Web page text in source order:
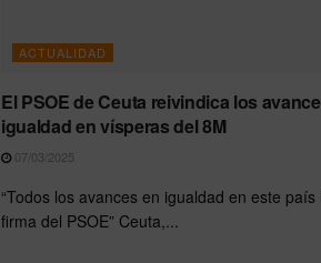
ACTUALIDAD
El PSOE de Ceuta reivindica los
igualdad en vísperas del 8M
07/03/2025
“Todos los avances en igualdad en este país
firma del PSOE” Ceuta,...